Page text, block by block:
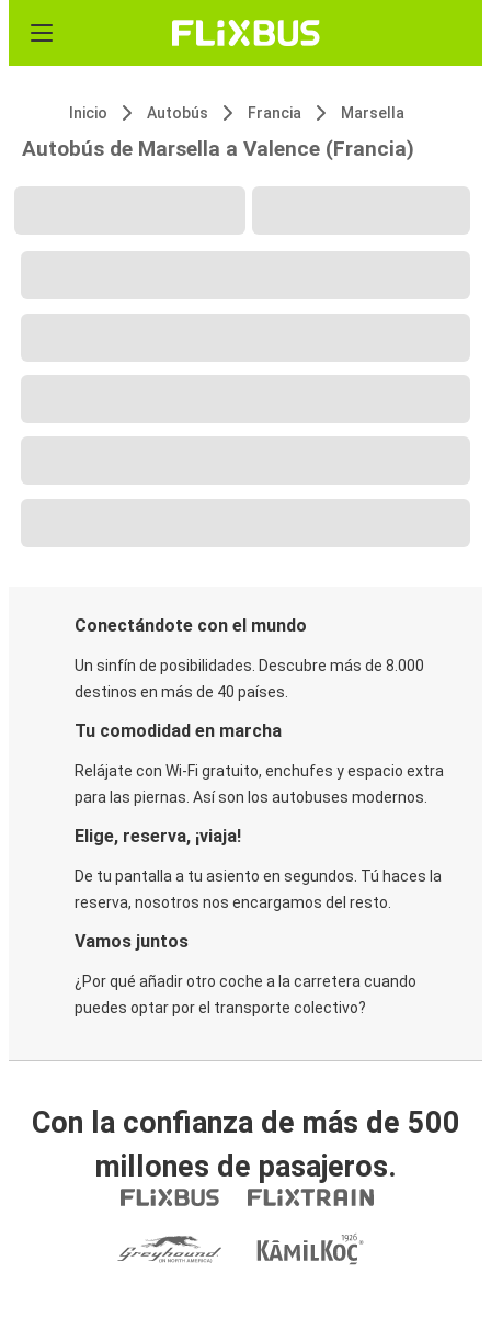
Inicio Autobús Francia Marsella
Autobús de Marsella a Valence (Francia)
Conectándote con el mundo
Un sinfín de posibilidades. Descubre más de 8.000
destinos en más de 40 países.
Tu comodidad en marcha
Relájate con Wi-Fi gratuito, enchufes y espacio extra
para las piernas. Así son los autobuses modernos.
Elige, reserva, ¡viaja!
De tu pantalla a tu asiento en segundos. Tú haces la
reserva, nosotros nos encargamos del resto.
Vamos juntos
¿Por qué añadir otro coche a la carretera cuando
puedes optar por el transporte colectivo?
Con la confianza de más de 500
millones de pasajeros.